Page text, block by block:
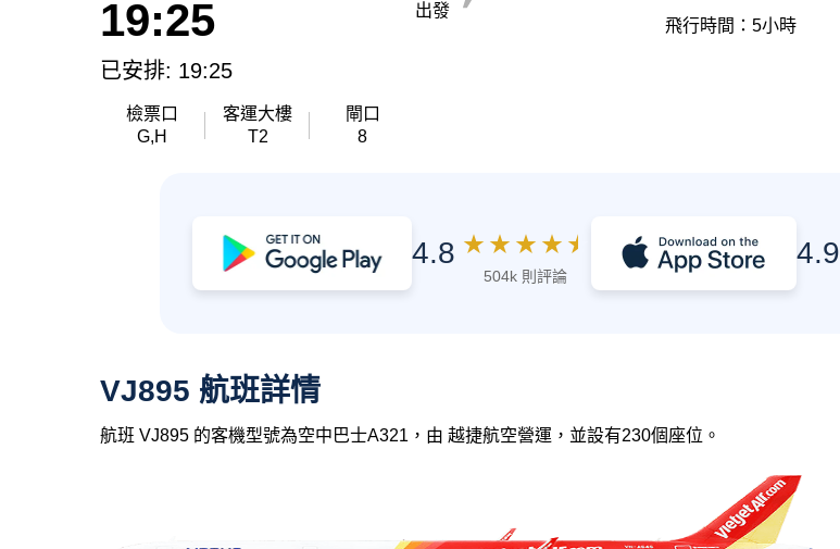
19:25
已安排: 19:25
檢票口
G,H
客運大樓
T2
閘口
8
出發
飛行時間：5小時
4.8 ★ ★ ★ ★ ★
504k 則評論
4.9
VJ895 航班詳情
航班 VJ895 的客機型號為空中巴士A321，由 越捷航空營運，並設有230個座位。